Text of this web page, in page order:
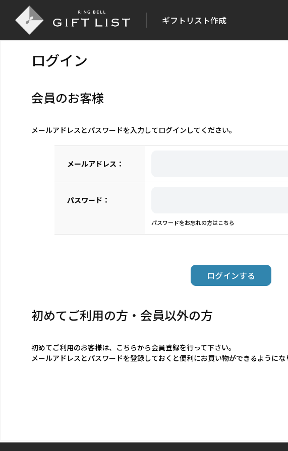
ギフトリスト作成
ログイン
会員のお客様
メールアドレスとパスワードを入力してログインしてください。
メールアドレス：
パスワード：
パスワードをお忘れの方はこちら
初めてご利用の方・会員以外の方
初めてご利用のお客様は、こちらから会員登録を行って下さい。
メールアドレスとパスワードを登録しておくと便利にお買い物ができるようにな